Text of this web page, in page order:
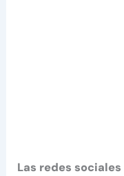
Las redes sociales